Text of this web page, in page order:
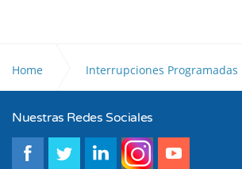
Home Interrupciones Programadas
CORTE DE ENERGIA DEL 27 DE DICIEMBRE -
Nuestras Redes Sociales